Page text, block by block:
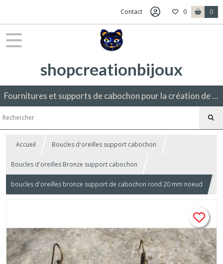
Contact 0 0
shopcreationbijoux
Fournitures et supports de cabochon pour la création de bijoux fantaisie.
Accueil Boucles d'oreilles support cabochon
Boucles d'oreilles Bronze support cabochon
boucles d'oreilles bronze support de cabochon rond 20 mm noeud